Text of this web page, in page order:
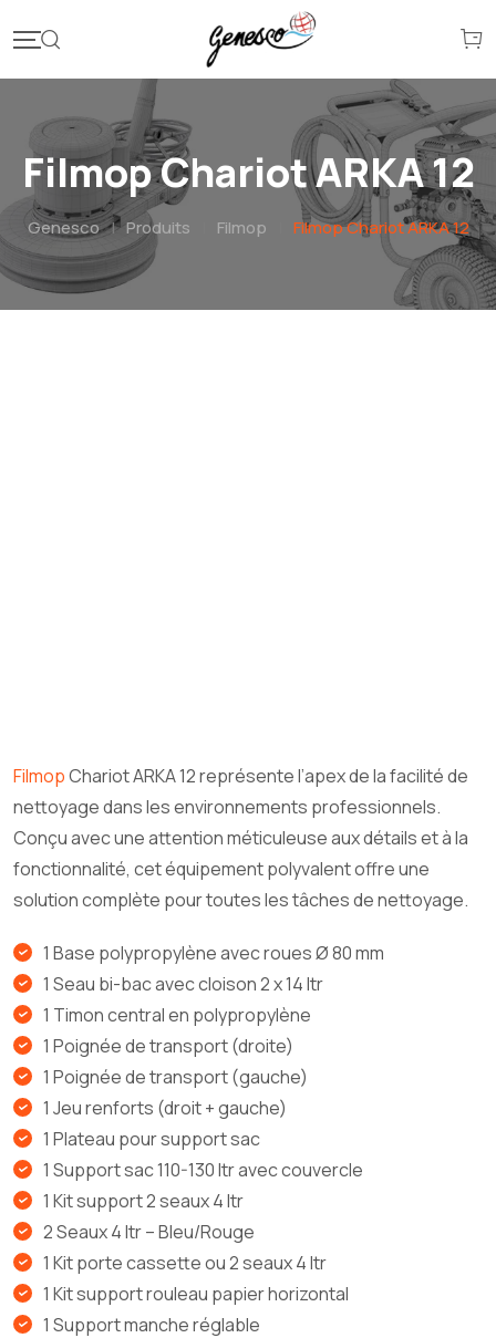
Filmop Chariot ARKA 12
Genesco | Produits Filmop Filmop Chariot ARKA 12
FilmopChariot ARKA 12 représente l’apex de la facilité de
nettoyage dans les environnements professionnels.
Conçu avec une attention méticuleuse aux détails et à la
fonctionnalité, cet équipement polyvalent offre une
solution complète pour toutes les tâches de nettoyage.
1 Base polypropylène avec roues Ø 80 mm
1 Seau bi-bac avec cloison 2 x 14 ltr
1 Timon central en polypropylène
1 Poignée de transport (droite)
1 Poignée de transport (gauche)
1 Jeu renforts (droit + gauche)
1 Plateau pour support sac
1 Support sac 110-130 ltr avec couvercle
1 Kit support 2 seaux 4 ltr
2 Seaux 4 ltr – Bleu/Rouge
1 Kit porte cassette ou 2 seaux 4 ltr
1 Kit support rouleau papier horizontal
1 Support manche réglable